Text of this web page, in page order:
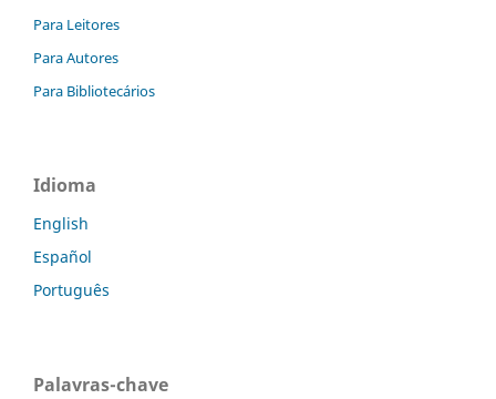
Para Leitores
Para Autores
Para Bibliotecários
Idioma
English
Español
Português
Palavras-chave